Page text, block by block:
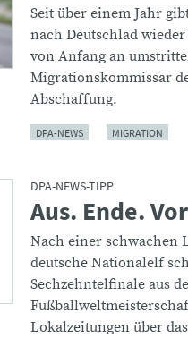
Seit über einem Jahr
nach Deutschlad
von Anfang an
Migrationskommissar
Abschaffung.
DPA-NEWS MIGRATION
DPA-NEWS-TIPP
:
Aus. Ende.
Nach einer schwachen
deutsche Nationalelf
Sechzehntelfinale aus
Lokalzeitungen über